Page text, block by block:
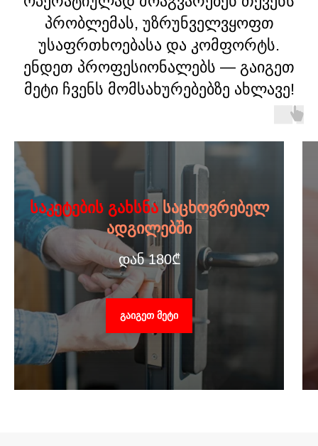
პრობლემას, უზრუნველვყოფთ
უსაფრთხოებასა და კომფორტს.
ენდეთ პროფესიონალებს — გაიგეთ
მეტი ჩვენს მომსახურებებზე ახლავე!
ᲡᲐᲙᲔᲢᲔᲑᲘᲡ ᲒᲐᲮᲡᲜᲐ ᲡᲐᲪᲮᲝᲕᲠᲔᲑᲔᲚ
ᲐᲓᲒᲘᲚᲔᲑᲨᲘ
დან 180₾
ᲒᲐᲘᲒᲔᲗ ᲛᲔᲢᲘ